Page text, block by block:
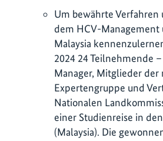
Um bewährte Verfahren
dem HCV-
Malaysia
2024 24 Teilnehmende
Manager, Mitglieder der
Expertengruppe und
Nationalen
einer Studienreise in
(Malaysia). Die